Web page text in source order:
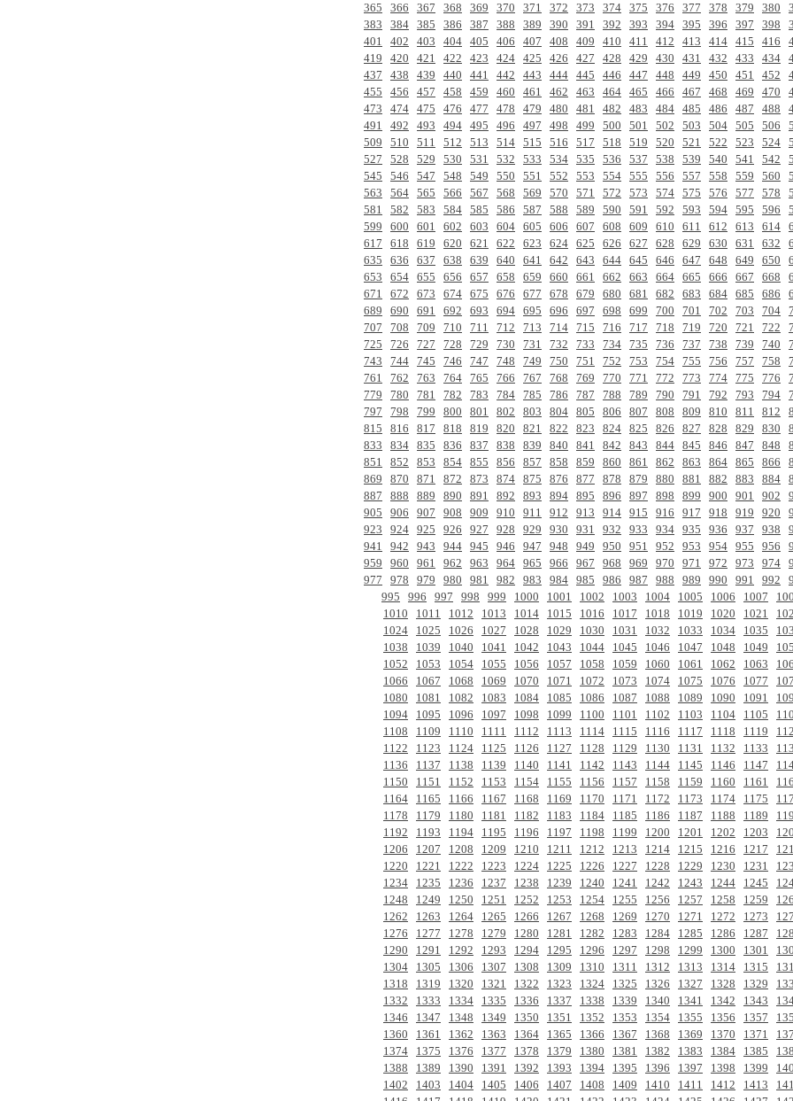
365
366 367 368 369 370 371 372 373 374 375 376 377 378 379 380
383
384 385 386 387 388 389 390 391 392 393 394 395 396 397 398
401
402 403 404 405 406 407 408 409 410 411 412 413 414 415 416
419
420 421 422 423 424 425 426 427 428 429 430 431 432 433 434
437
438 439 440 441 442 443 444 445 446 447 448 449 450 451 452
455
456 457 458 459 460 461 462 463 464 465 466 467 468 469 470
473
474 475 476 477 478 479 480 481 482 483 484 485 486 487 488
491
492 493 494 495 496 497 498 499 500 501 502 503 504 505 506
509
510 511 512 513 514 515 516 517 518 519 520 521 522 523 524
527
528 529 530 531 532 533 534 535 536 537 538 539 540 541 542
545
546 547 548 549 550 551 552 553 554 555 556 557 558 559 560
563
564 565 566 567 568 569 570 571 572 573 574 575 576 577 578
581
582 583 584 585 586 587 588 589 590 591 592 593 594 595 596
599
600 601 602 603 604 605 606 607 608 609 610 611 612 613 614
617
618 619 620 621 622 623 624 625 626 627 628 629 630 631 632
635
636 637 638 639 640 641 642 643 644 645 646 647 648 649 650
653
654 655 656 657 658 659 660 661 662 663 664 665 666 667 668
671
672 673 674 675 676 677 678 679 680 681 682 683 684 685 686
689
690 691 692 693 694 695 696 697 698 699 700 701 702 703 704
707
708 709 710 711 712 713 714 715 716 717 718 719 720 721 722
725
726 727 728 729 730 731 732 733 734 735 736 737 738 739 740
743
744 745 746 747 748 749 750 751 752 753 754 755 756 757 758
761
762 763 764 765 766 767 768 769 770 771 772 773 774 775 776
779
780 781 782 783 784 785 786 787 788 789 790 791 792 793 794
797
798 799 800 801 802 803 804 805 806 807 808 809 810 811 812
815
816 817 818 819 820 821 822 823 824 825 826 827 828 829 830
833
834 835 836 837 838 839 840 841 842 843 844 845 846 847 848
851
852 853 854 855 856 857 858 859 860 861 862 863 864 865 866
869
870 871 872 873 874 875 876 877 878 879 880 881 882 883 884
887
888 889 890 891 892 893 894 895 896 897 898 899 900 901 902
905
906 907 908 909 910 911 912 913 914 915 916 917 918 919 920
923
924 925 926 927 928 929 930 931 932 933 934 935 936 937 938
941
942 943 944 945 946 947 948 949 950 951 952 953 954 955 956
959
960 961 962 963 964 965 966 967 968 969 970 971 972 973 974
977
978 979 980 981 982 983 984 985 986 987 988 989 990 991 992
995
996 997 998 999 1000 1001 1002 1003 1004 1005 1006 1007
1010
1011 1012 1013 1014 1015 1016 1017 1018 1019 1020 1021
1024
1025 1026 1027 1028 1029 1030 1031 1032 1033 1034 1035
1038
1039 1040 1041 1042 1043 1044 1045 1046 1047 1048 1049
1052
1053 1054 1055 1056 1057 1058 1059 1060 1061 1062 1063
1066
1067 1068 1069 1070 1071 1072 1073 1074 1075 1076 1077
1080
1081 1082 1083 1084 1085 1086 1087 1088 1089 1090 1091
1094
1095 1096 1097 1098 1099 1100 1101 1102 1103 1104 1105
1108
1109 1110 1111 1112 1113 1114 1115 1116 1117 1118 1119
1122
1123 1124 1125 1126 1127 1128 1129 1130 1131 1132 1133
1136
1137 1138 1139 1140 1141 1142 1143 1144 1145 1146 1147
1150
1151 1152 1153 1154 1155 1156 1157 1158 1159 1160 1161
1164
1165 1166 1167 1168 1169 1170 1171 1172 1173 1174 1175
1178
1179 1180 1181 1182 1183 1184 1185 1186 1187 1188 1189
1192
1193 1194 1195 1196 1197 1198 1199 1200 1201 1202 1203
1206
1207 1208 1209 1210 1211 1212 1213 1214 1215 1216 1217
1220
1221 1222 1223 1224 1225 1226 1227 1228 1229 1230 1231
1234
1235 1236 1237 1238 1239 1240 1241 1242 1243 1244 1245
1248
1249 1250 1251 1252 1253 1254 1255 1256 1257 1258 1259
1262
1263 1264 1265 1266 1267 1268 1269 1270 1271 1272 1273
1276
1277 1278 1279 1280 1281 1282 1283 1284 1285 1286 1287
1290
1291 1292 1293 1294 1295 1296 1297 1298 1299 1300 1301
1304
1305 1306 1307 1308 1309 1310 1311 1312 1313 1314 1315
1318
1319 1320 1321 1322 1323 1324 1325 1326 1327 1328 1329
1332
1333 1334 1335 1336 1337 1338 1339 1340 1341 1342 1343
1346
1347 1348 1349 1350 1351 1352 1353 1354 1355 1356 1357
1360
1361 1362 1363 1364 1365 1366 1367 1368 1369 1370 1371
1374
1375 1376 1377 1378 1379 1380 1381 1382 1383 1384 1385
1388
1389 1390 1391 1392 1393 1394 1395 1396 1397 1398 1399
1402
1403 1404 1405 1406 1407 1408 1409 1410 1411 1412 1413